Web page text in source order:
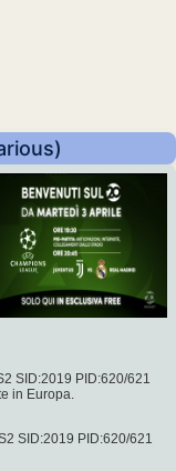
SID:2019 PID:620/621
in Europa.
SID:2019 PID:620/621